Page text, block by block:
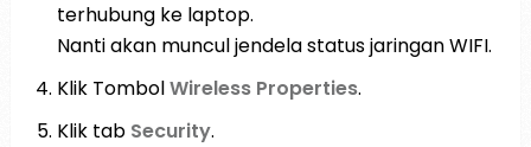
terhubung ke laptop.
Nanti akan muncul jendela status jaringan WIFI.
Klik TombolWireless Properties.
Klik tab Security.